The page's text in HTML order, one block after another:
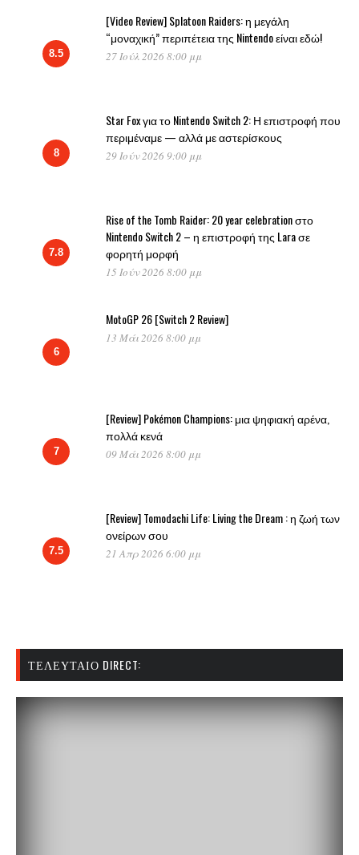
8.5
[Video Review] Splatoon Raiders: η μεγάλη
“μοναχική” περιπέτεια της Nintendo είναι εδώ!
27 Ιούλ 2026 8:00 μμ
8
Star Fox για το Nintendo Switch 2: Η επιστροφή που
περιμέναμε — αλλά με αστερίσκους
29 Ιούν 2026 9:00 μμ
7.8
Rise of the Tomb Raider: 20 year celebration στο
Nintendo Switch 2 – η επιστροφή της Lara σε
φορητή μορφή
15 Ιούν 2026 8:00 μμ
6
MotoGP 26 [Switch 2 Review]
13 Μάι 2026 8:00 μμ
7
[Review] Pokémon Champions: μια ψηφιακή αρένα,
πολλά κενά
09 Μάι 2026 8:00 μμ
7.5
[Review] Tomodachi Life: Living the Dream : η ζωή των
ονείρων σου
21 Απρ 2026 6:00 μμ
ΤΕΛΕΥΤΑΊΟ DIRECT: